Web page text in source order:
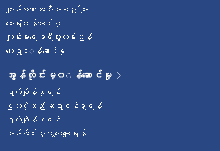
ကျန်းမာရေးအစီအစဥ◌်များ
ဆေးရုံ၀န်ဆောင်မှု
ကျန်းမာရေးခရီးသွားလမ်းညွှန်
ဆေးရုံ၀◌န်ဆောင်မှု
အွန်လိုင်းမှ၀◌န်ဆောင်မှု
ရက်ချိန်းယူရန်
ပြသလိုသည့် ဆရာဝန်ရှာရန်
ရက်ချိန်းယူရန်
အွန်လိုင်းမှ ငွေပေးချေရန်